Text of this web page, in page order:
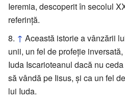
Ieremia, descoperit în secolul
referință.
↑ Această istorie a vânzării
unii, un fel de profeție
Iuda Iscarioteanul dacă nu
să vândă pe Iisus, și ca un fel
lui Iuda.